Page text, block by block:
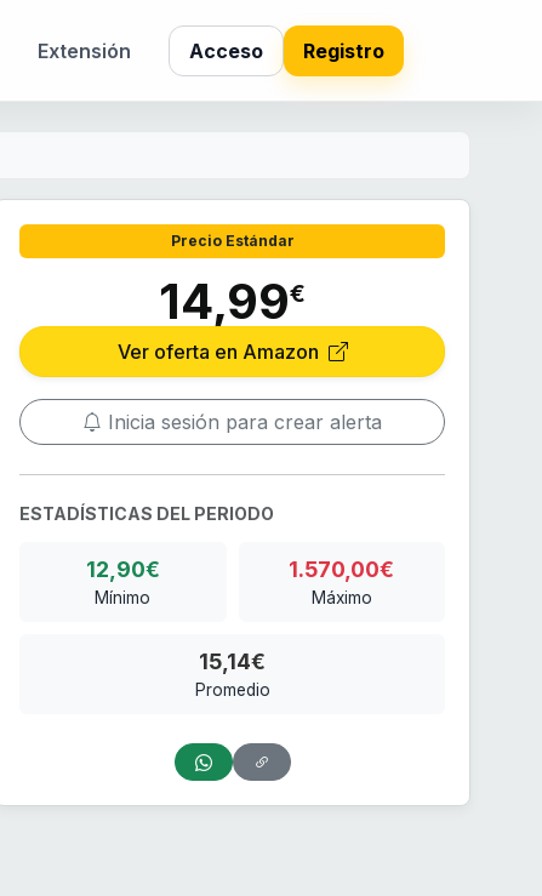
Extensión Acceso Registro
Precio Estándar
14,99€
Ver oferta en Amazon
Inicia sesión para crear alerta
ESTADÍSTICAS DEL PERIODO
12,90€
Mínimo
1.570,00€
Máximo
15,14€
Promedio